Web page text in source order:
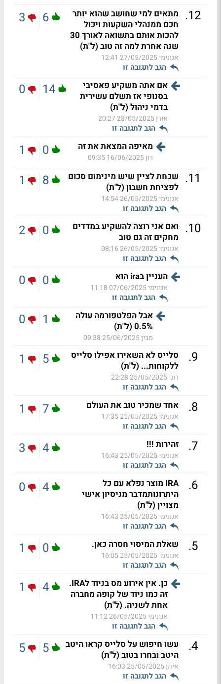
12
. מתאים למי שחושב שהוא יותר
חכם ממנהלי השקעות ויכול
להכות אותם בתשואה לאורך 30
שנה אחרת למה זה טוב (ל"ת)
אנונימי27/05/2025 12:41
הגב לתגובה זו
6
3
אם אתה משקיע פאסיבי
בסנופי אז תשלם עשירית
בדמי ניהול (ל"ת)
אורן28/05/2025 20:27
הגב לתגובה זו
14
0
מאיפה המצאת את זה
רון16/06/2025 09:35
0
1
11
. שכחת לציין שיש מינימום סכום
לפציחת חשבון (ל"ת)
אנונימי26/05/2025 14:54
הגב לתגובה זו
8
1
10
. ואם אני רוצה להשקיע במדדים
מחקים זה גם טוב
אנונימי26/05/2025 08:16
הגב לתגובה זו
0
2
העניין בira הוא
אנונימי07/06/2025 11:18
הגב לתגובה זו
0
0
אבל הפלטפורמה עולה
0.5% (ל"ת)
מבין25/06/2025 09:38
1
0
9
.
סלייס לא השאירו אפילו סלייס
ללקוחות... (ל"ת)
רוני25/05/2025 22:28
הגב לתגובה זו
5
1
8
. אחד שמכיר טוב את העולם
אנונימי25/05/2025 17:35
הגב לתגובה זו
7
1
7
. זהירות !!!
אנונימי25/05/2025 16:43
הגב לתגובה זו
4
3
6
.
IRA מוצר נפלא עם כל
היתרונותמדבר מניסיון אישי
מצויין (ל"ת)
אנונימי25/05/2025 16:43
הגב לתגובה זו
4
0
5
. שאלת המיסוי חסרה כאן.
אנונימי25/05/2025 16:05
הגב לתגובה זו
0
1
כן. אין אירוע מס בניוד לIRA.
זה כמו ניוד של קופה מחברה
אחת לשניה. (ל"ת)
אנונימי26/05/2025 11:12
הגב לתגובה זו
4
1
4
.
עשו חיפוש על סלייס קראו היטב
היטב ובחרו בטוב (ל"ת)
איתן25/05/2025 16:03
הגב לתגובה זו
5
5